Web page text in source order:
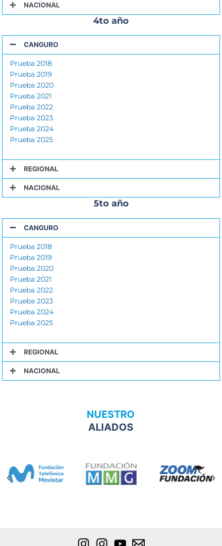
NACIONAL
4to año
CANGURO
Prueba 2018
Prueba 2019
Prueba 2020
Prueba 2021
Prueba 2022
Prueba 2023
Prueba 2024
Prueba 2025
REGIONAL
NACIONAL
5to año
CANGURO
Prueba 2018
Prueba 2019
Prueba 2020
Prueba 2021
Prueba 2022
Prueba 2023
Prueba 2024
Prueba 2025
REGIONAL
NACIONAL
NUESTRO
ALIADOS